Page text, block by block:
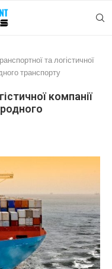
та логістичної
транспорту
компанії